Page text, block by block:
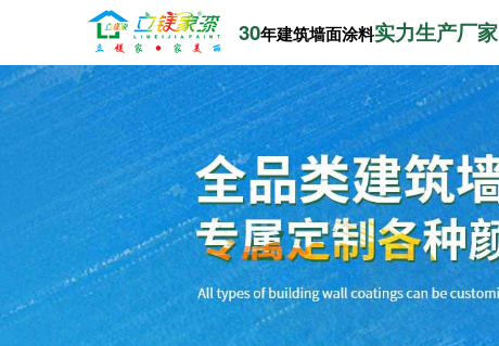
30年建筑墙面涂料实力生产厂家